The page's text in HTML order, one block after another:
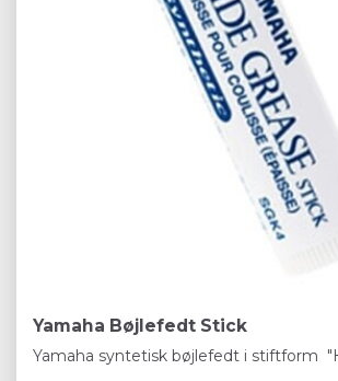
Yamaha Bøjlefedt Stick
Yamaha syntetisk bøjlefedt i stiftform